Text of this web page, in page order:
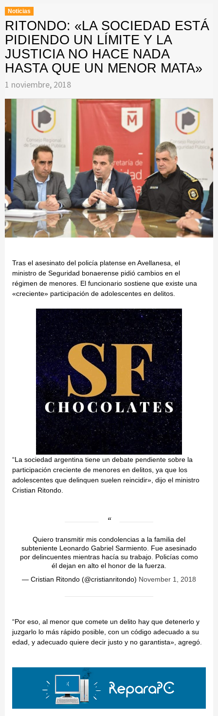
Noticias
RITONDO: «LA SOCIEDAD ESTÁ
PIDIENDO UN LÍMITE Y LA
JUSTICIA NO HACE NADA
HASTA QUE UN MENOR MATA»
1 noviembre, 2018
Tras el asesinato del policía platense en Avellanesa, el
ministro de Seguridad bonaerense pidió cambios en el
régimen de menores. El funcionario sostiene que existe una
«creciente» participación de adolescentes en delitos.
“La sociedad argentina tiene un debate pendiente sobre la
participación creciente de menores en delitos, ya que los
adolescentes que delinquen suelen reincidir», dijo el ministro
Cristian Ritondo.
Quiero transmitir mis condolencias a la familia del
subteniente Leonardo Gabriel Sarmiento. Fue asesinado
por delincuentes mientras hacía su trabajo. Policías como
él dejan en alto el honor de la fuerza.
— Cristian Ritondo (@cristianritondo) November 1, 2018
“Por eso, al menor que comete un delito hay que detenerlo y
juzgarlo lo más rápido posible, con un código adecuado a su
edad, y adecuado quiere decir justo y no garantista», agregó.